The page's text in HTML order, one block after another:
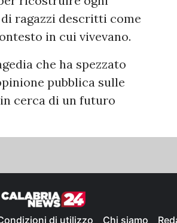
ragazzi descritti come
in cui vivevano.
che ha spezzato
pubblica sulle
cerca di un futuro
di utilizzo Chi siamo